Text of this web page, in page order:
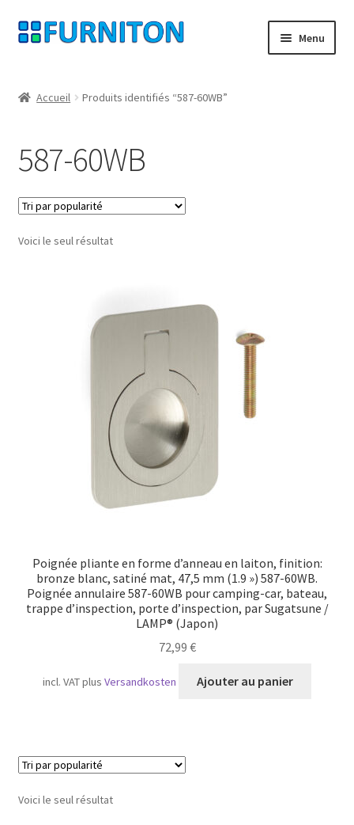
Aller
à
navigation
Aller
au
Menu
Protection des données
Droit de rétractation
Contact
CONDITIONS GÉNÉRALES DE VENTE
Accueil Produits identifiés “587-60WB”
587-60WB
Voici le seul résultat
Poignée pliante en forme d’anneau en laiton, finition:
bronze blanc, satiné mat, 47,5 mm (1.9 ») 587-60WB.
Poignée annulaire 587-60WB pour camping-car, bateau,
trappe d’inspection, porte d’inspection, par Sugatsune /
LAMP® (Japon)
72,99 €
incl. VATplusVersandkosten Ajouter au panier
Voici le seul résultat